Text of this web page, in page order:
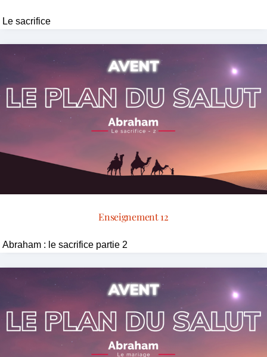
Le sacrifice
Enseignement 12
Abraham : le sacrifice partie 2